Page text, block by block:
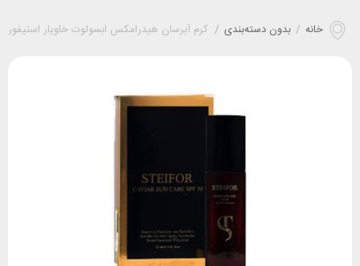
خانه / بدون دسته‌بندی / کرم آبرسان هیدرامکس ابسولوت خاویار استیفور